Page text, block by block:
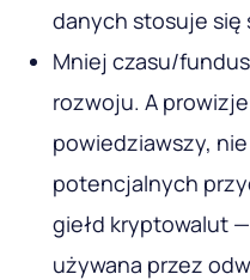
danych stosuje się
Mniej czasu/
rozwoju. A
powiedziawszy,
potencjalnych
giełd kryptowalut
używana przez